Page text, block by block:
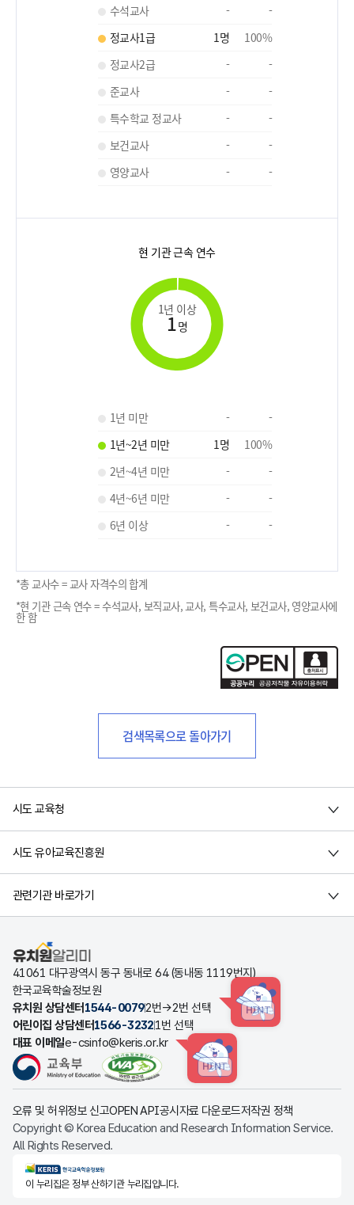
수석교사 -
-
정교사1급
1명 100%
정교사2급
-
-
준교사
-
-
특수학교 정교사
-
-
보건교사
-
-
영양교사
- -
현 기관 근속 연수
1년 이상
1명
1년 미만 -
-
1년~2년 미만
1명 100%
2년~4년 미만
-
-
4년~6년 미만
-
-
6년 이상
- -
*총 교사수 = 교사 자격수의 합계
*현 기관 근속 연수 = 수석교사, 보직교사, 교사, 특수교사, 보건교사, 영양교사에
한 함
검색목록으로 돌아가기
시도 교육청
시도 유아교육진흥원
관련기관 바로가기
유치원알리미
41061 대구광역시 동구 동내로 64 (동내동 1119번지)
한국교육학술정보원
유치원 상담센터 1544-00792번→2번 선택 HINT
어린이집 상담센터1566-32321번 선택
대표 이메일e-csinfo@keris.or.kr
HINT
오류 및 허위정보 신고OPEN API공시자료 다운로드저작권 정책
Copyright © Korea Education and Research Information Service.
All Rights Reserved.
KERIS한국교육학술정보원
이 누리집은 정부 산하기관 누리집입니다.